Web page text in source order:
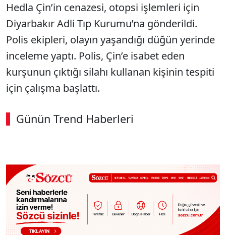
Hedla Çin’in cenazesi, otopsi işlemleri için
Diyarbakır Adli Tıp Kurumu’na gönderildi.
Polis ekipleri, olayın yaşandığı düğün yerinde
inceleme yaptı. Polis, Çin’e isabet eden
kurşunun çıktığı silahı kullanan kişinin tespiti
için çalışma başlattı.
Günün Trend Haberleri